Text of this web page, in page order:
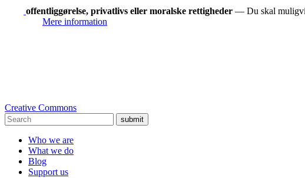
offentliggørelse, privatlivs eller moralske rettigheder — Du skal
Mere information
Creative Commons
submit
Who we are
What we do
Blog
Support us